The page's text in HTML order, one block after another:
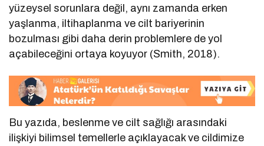
yüzeysel sorunlara değil, aynı zamanda erken
yaşlanma, iltihaplanma ve cilt bariyerinin
bozulması gibi daha derin problemlere de yol
açabileceğini ortaya koyuyor (Smith, 2018).
Bu yazıda, beslenme ve cilt sağlığı arasındaki
ilişkiyi bilimsel temellerle açıklayacak ve cildimize